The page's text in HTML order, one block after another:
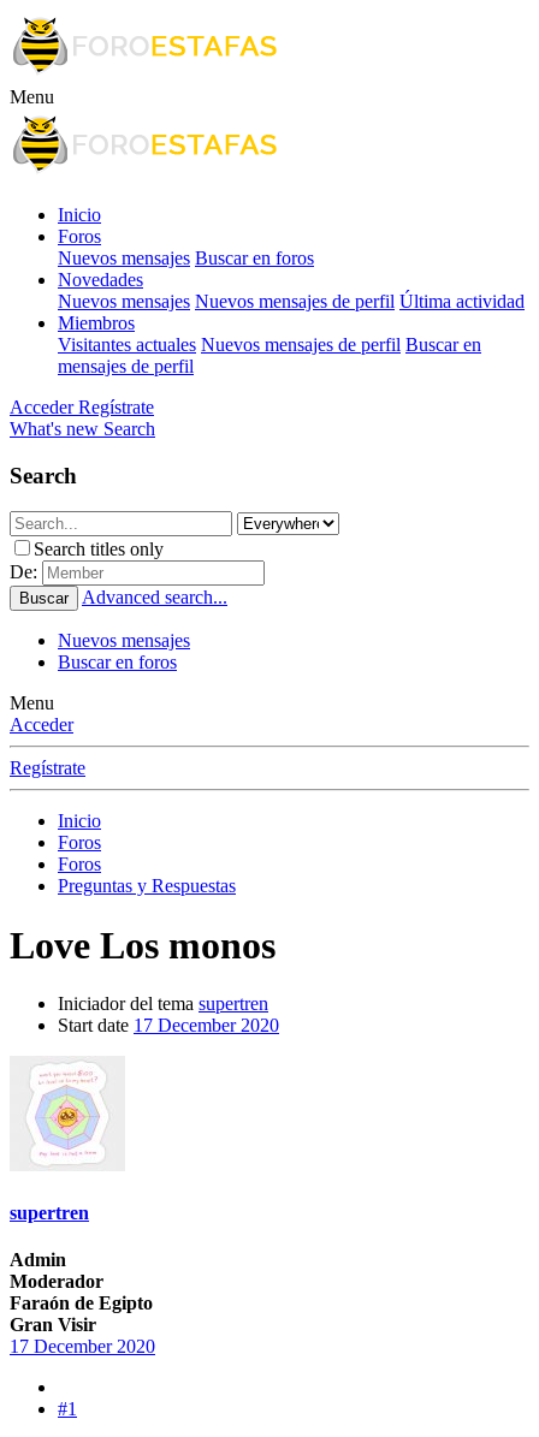
Menu
Inicio
Foros
Nuevos mensajes Buscar en foros
Novedades
Nuevos mensajes Nuevos mensajes de perfil Última actividad
Miembros
Visitantes actuales Nuevos mensajes de perfil Buscar en
mensajes de perfil
Acceder Regístrate
What's new Search
Search
Search titles only
De:
Buscar Advanced search...
Nuevos mensajes
Buscar en foros
Menu
Acceder
Regístrate
Inicio
Foros
Foros
Preguntas y Respuestas
Love Los monos
Iniciador del tema supertren
Start date 17 December 2020
supertren
Admin
Moderador
Faraón de Egipto
Gran Visir
17 December 2020
#1